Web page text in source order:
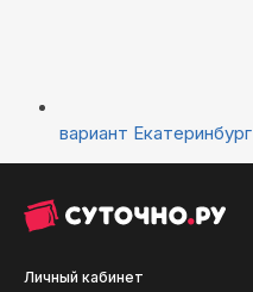
вариант Екатеринбург
Личный кабинет